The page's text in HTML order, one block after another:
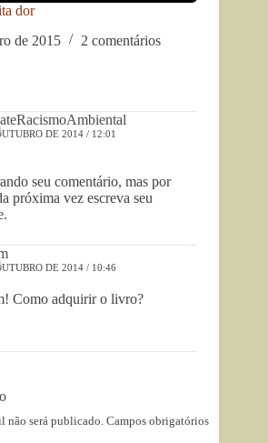
dor
de 2015
2 comentários
DE 2014 / 12:01
seu comentário, mas por
próxima vez escreva seu
DE 2014 / 10:46
Como adquirir o livro?
não será publicado. Campos obrigatórios